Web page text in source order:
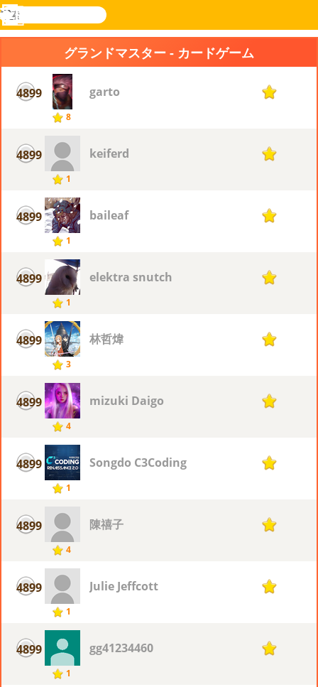
Novel
検
索
ログ
メ
ニ
ー
グランドマスター - カードゲーム
4899
8
garto 1
4899
1
keiferd 1
4899
1
baileaf 1
4899
1
elektra snutch 1
4899
3
林哲煒 1
4899
4
mizuki Daigo 1
4899
1
Songdo C3Coding 1
4899
4
陳禧子 1
4899
1
Julie Jeffcott 1
4899
1
gg41234460 1